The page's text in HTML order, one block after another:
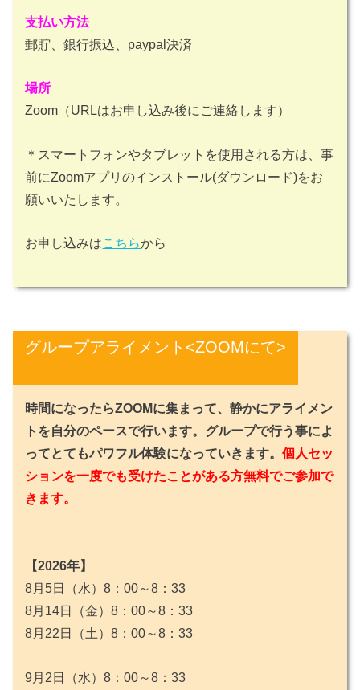
支払い方法
郵貯、銀行振込、paypal決済
場所
Zoom（URLはお申し込み後にご連絡します）
＊スマートフォンやタブレットを使用される方は、事
前にZoomアプリのインストール(ダウンロード)をお
願いいたします。
お申し込みはこちらから
グループアライメント<ZOOMにて>
時間になったらZOOMに集まって、静かにアライメン
トを自分のペースで行います。グループで行う事によ
ってとてもパワフル体験になっていきます。個人セッ
ションを一度でも受けたことがある方無料でご参加で
きます。
【2026年】
8月5日（水）8：00～8：33
8月14日（金）8：00～8：33
8月22日（土）8：00～8：33
9月2日（水）8：00～8：33